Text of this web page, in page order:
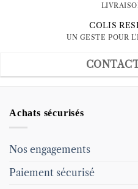
COLIS
UN GESTE POUR
Achats sécurisés
Nos engagements
Paiement sécurisé